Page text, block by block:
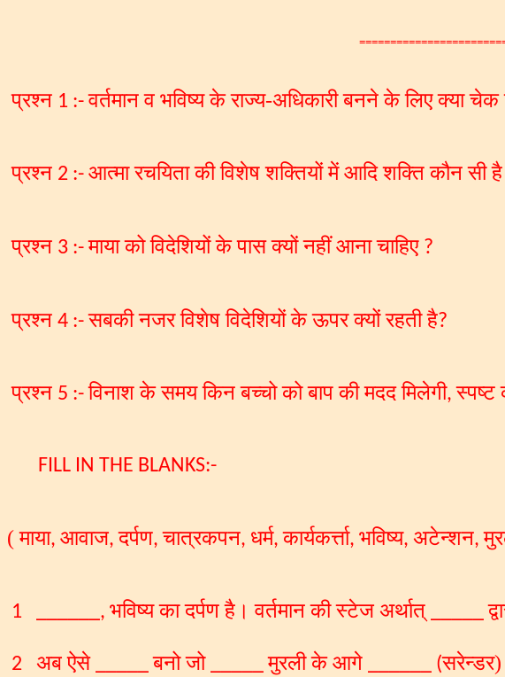
प्रश्न 1 :-वर्तमान व भविष्य के राज्य-अधिकारी बनने के लिए क्या
प्रश्न 2 :- आत्मा रचयिता की विशेष शक्तियों में आदि शक्ति कौन सी
प्रश्न 3 :-माया को विदेशियों के पास क्यों नहीं आना चाहिए ?
प्रश्न 4 :-सबकी नजर विशेष विदेशियों के ऊपर क्यों रहती है?
प्रश्न 5 :-विनाश के समय किन बच्चो को बाप की मदद मिलेगी,स्पष्ट
FILL IN THE BLANKS:-
( माया, आवाज,दर्पण,चात्रकपन, धर्म,कार्यकर्त्ता, भविष्य, अटेन्शन,
1 ______, भविष्य का दर्पण है। वर्तमान की स्टेज अर्थात् _____
2 अब ऐसे _____बनो जो _____मुरली के आगे ______ (सरेन्डर)